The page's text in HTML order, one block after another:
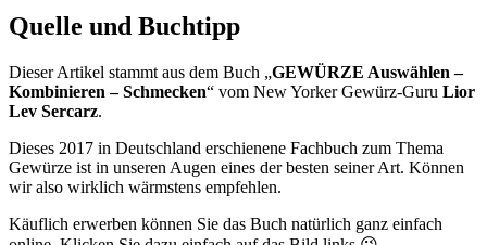
Quelle und Buchtipp
Dieser Artikel stammt aus dem Buch „GEWÜRZE Auswählen –
Kombinieren – Schmecken“ vom New Yorker Gewürz-Guru Lior
Lev Sercarz.
Dieses 2017 in Deutschland erschienene Fachbuch zum Thema
Gewürze ist in unseren Augen eines der besten seiner Art. Können
wir also wirklich wärmstens empfehlen.
Käuflich erwerben können Sie das Buch natürlich ganz einfach